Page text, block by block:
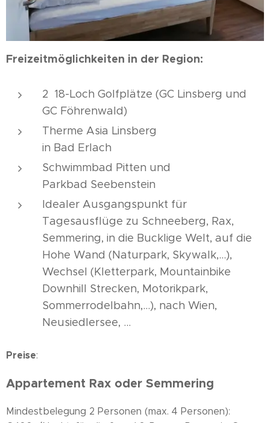
Freizeitmöglichkeiten in der Region:
2 18-Loch Golfplätze (GC Linsberg und
GC Föhrenwald)
Therme Asia Linsberg
in Bad Erlach
Schwimmbad Pitten und
Parkbad Seebenstein
Idealer Ausgangspunkt für
Tagesausflüge zu Schneeberg, Rax,
Semmering, in die Bucklige Welt, auf die
Hohe Wand (Naturpark, Skywalk,...),
Wechsel (Kletterpark, Mountainbike
Downhill Strecken, Motorikpark,
Sommerrodelbahn,...), nach Wien,
Neusiedlersee, ...
Preise:
Appartement Rax oder Semmering
Mindestbelegung 2 Personen (max. 4 Personen):